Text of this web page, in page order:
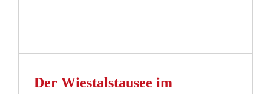
Der Wiestalstausee im